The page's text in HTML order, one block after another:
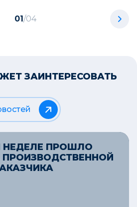
01/04
ЗАИНТЕРЕСОВАТЬ
ПРОШЛО
ПРОИЗВОДСТВЕННОЙ